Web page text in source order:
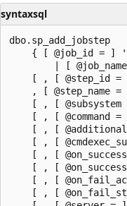
syntaxsql
dbo.sp_add_jobstep
{ [ @job_id = ]
| [
[ , [ @step_id =
, [ @step_name =
[ , [ @subsystem
[ , [ @command =
[ , [
[ , [
[ , [
[ , [
[ , [
[ , [